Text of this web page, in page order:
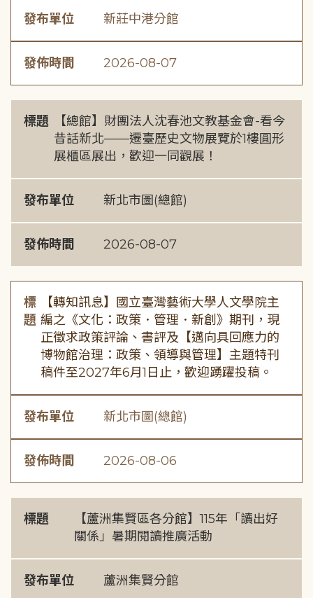
發布單位 新莊中港分館
發佈時間 2026-08-07
標題
【總館】財團法人沈春池文教基金會-看今
昔話新北——遷臺歷史文物展覽於1樓圓形
展櫃區展出，歡迎一同觀展！
發布單位 新北市圖(總館)
發佈時間 2026-08-07
標
題
【轉知訊息】國立臺灣藝術大學人文學院主
編之《文化：政策．管理．新創》期刊，現
正徵求政策評論、書評及【邁向具回應力的
博物館治理：政策、領導與管理】主題特刊
稿件至2027年6月1日止，歡迎踴躍投稿。
發布單位 新北市圖(總館)
發佈時間 2026-08-06
標題
【蘆洲集賢區各分館】115年「讀出好
關係」暑期閱讀推廣活動
發布單位 蘆洲集賢分館